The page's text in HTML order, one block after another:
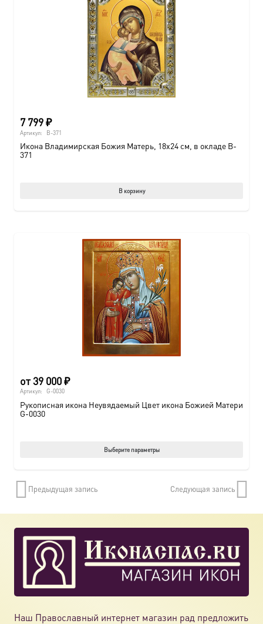
7 799₽
Артикул: B-371
Икона Владимирская Божия Матерь, 18х24 см, в окладе B-
371
В корзину
от39 000₽
Артикул: G-0030
Рукописная икона Неувядаемый Цвет икона Божией Матери
G-0030
Выберите параметры
можно
Предыдущая запись Следующая запись
Наш Православный интернет магазин рад предложить